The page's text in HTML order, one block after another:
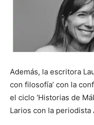
Además, la escritora
con filosofía’ con la
el ciclo ‘Historias de
Larios con la periodista